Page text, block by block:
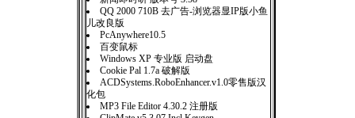
QQ 2000 710B 去广告-浏览器显IP版小鱼
儿改良版
PcAnywhere10.5
百变鼠标
Windows XP 专业版 启动盘
Cookie Pal 1.7a 破解版
ACDSystems.RoboEnhancer.v1.0零售版汉
化包
MP3 File Editor 4.30.2 注册版